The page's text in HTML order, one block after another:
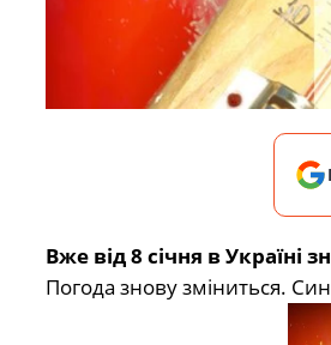
Вже від 8 січня в Україні
Погода знову зміниться.